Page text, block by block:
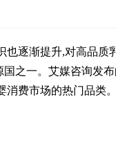
逐渐提升,对高品质
之一。艾媒咨询发
消费市场的热门品类